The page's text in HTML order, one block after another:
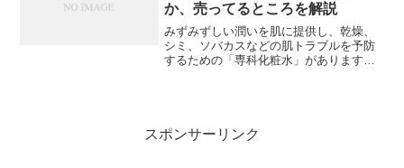
か、売ってるところを解説
みずみずしい潤いを肌に提供し、乾燥、
シミ、ソバカスなどの肌トラブルを予防
するための「専科化粧水」があります。
スポンサーリンク